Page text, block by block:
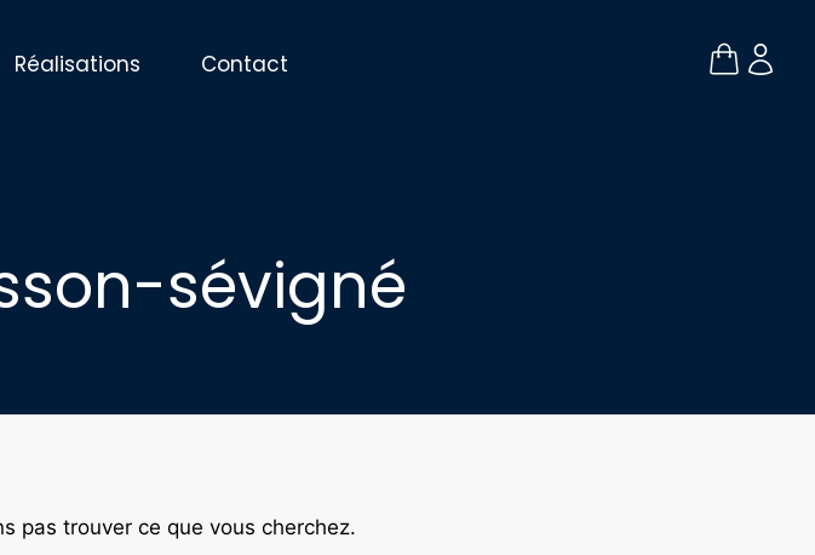
Réalisations Contact
sévigné
pas trouver ce que vous cherchez.